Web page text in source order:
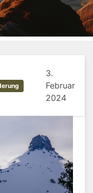
3.
Februar
2024